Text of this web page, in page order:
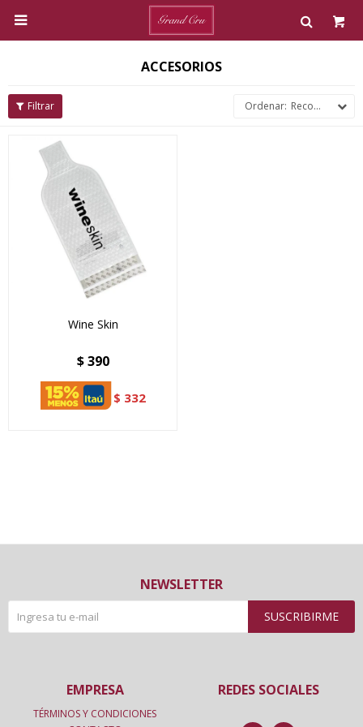

ACCESORIOS
Recomendados
Wine Skin
$ 390
$ 332
NEWSLETTER
SUSCRIBIRME
REDES SOCIALES
EMPRESA
TÉRMINOS Y CONDICIONES